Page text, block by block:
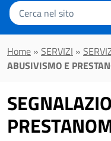
Inserisci
il
testo
da
cercare
Home » SERVIZI »
ABUSIVISMO E